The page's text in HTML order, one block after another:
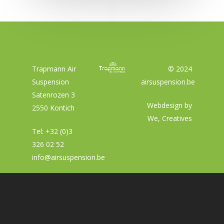
Trapmann Air
Suspension
Satenrozen 3
2550 Kontich
Tel: +32 (0)3
326 02 52
info@airsuspension.be
© 2024
airsuspension.be
Webdesign by
We, Creatives